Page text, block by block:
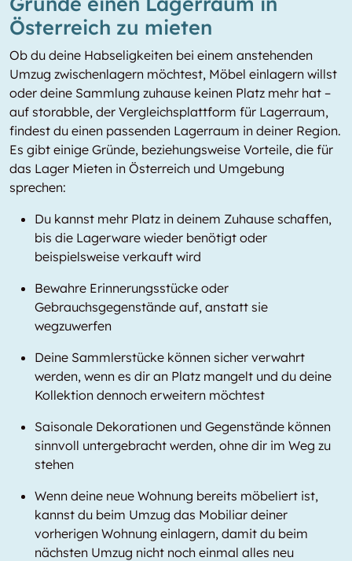
Österreich zu mieten
Ob du deine Habseligkeiten bei einem anstehenden
Umzug zwischenlagern möchtest, Möbel einlagern willst
oder deine Sammlung zuhause keinen Platz mehr hat –
auf storabble, der Vergleichsplattform für Lagerraum,
findest du einen passenden Lagerraum in deiner Region.
Es gibt einige Gründe, beziehungsweise Vorteile, die für
das Lager Mieten in Österreich und Umgebung
sprechen:
Du kannst mehr Platz in deinem Zuhause schaffen,
bis die Lagerware wieder benötigt oder
beispielsweise verkauft wird
Bewahre Erinnerungsstücke oder
Gebrauchsgegenstände auf, anstatt sie
wegzuwerfen
Deine Sammlerstücke können sicher verwahrt
werden, wenn es dir an Platz mangelt und du deine
Kollektion dennoch erweitern möchtest
Saisonale Dekorationen und Gegenstände können
sinnvoll untergebracht werden, ohne dir im Weg zu
stehen
Wenn deine neue Wohnung bereits möbeliert ist,
kannst du beim Umzug das Mobiliar deiner
vorherigen Wohnung einlagern, damit du beim
nächsten Umzug nicht noch einmal alles neu